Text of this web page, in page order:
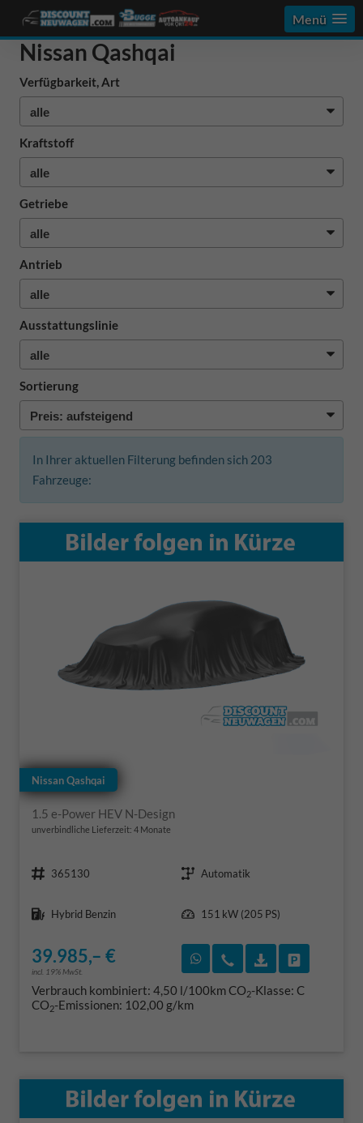
Menü
Nissan Qashqai
Verfügbarkeit, Art
Kraftstoff
Getriebe
Antrieb
Ausstattungslinie
Sortierung
In Ihrer aktuellen Filterung befinden sich 203
Fahrzeuge:
Nissan Qashqai
1.5 e-Power HEV N-Design
unverbindliche Lieferzeit: 4 Monate
365130
Automatik
Hybrid Benzin
151 kW (205 PS)
39.985,– €
incl. 19% MwSt.
Rückruf vereinbaren
Wir rufen Sie an
Verbrauch kombiniert: 4,50 l/100kmCO2-Klasse: C
CO2-Emissionen: 102,00 g/km